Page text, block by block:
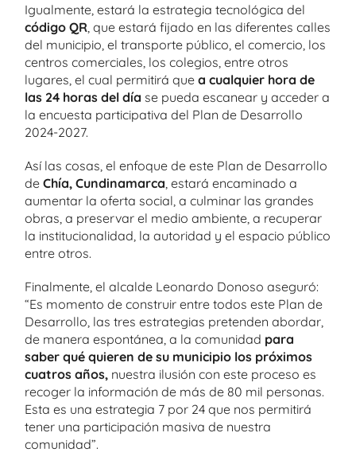
Igualmente, estará la estrategia tecnológica del
código QR , que estará fijado en las diferentes calles
del municipio, el transporte público, el comercio, los
centros comerciales, los colegios, entre otros
lugares, el cual permitirá que a cualquier hora de
las 24 horas del día se pueda escanear y acceder a
la encuesta participativa del Plan de Desarrollo
2024-2027.
Así las cosas, el enfoque de este Plan de Desarrollo
de Chía, Cundinamarca , estará encaminado a
aumentar la oferta social, a culminar las grandes
obras, a preservar el medio ambiente, a recuperar
la institucionalidad, la autoridad y el espacio público
entre otros.
Finalmente, el alcalde Leonardo Donoso aseguró:
“Es momento de construir entre todos este Plan de
Desarrollo, las tres estrategias pretenden abordar,
de manera espontánea, a la comunidad para
saber qué quieren de su municipio los próximos
cuatros años, nuestra ilusión con este proceso es
recoger la información de más de 80 mil personas.
Esta es una estrategia 7 por 24 que nos permitirá
tener una participación masiva de nuestra
comunidad”.